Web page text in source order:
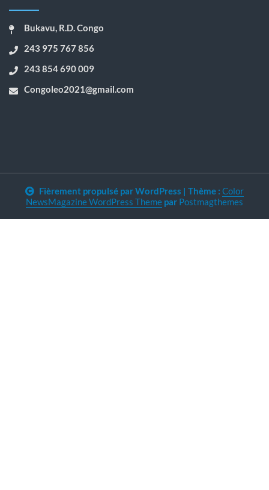
Bukavu, R.D. Congo
243 975 767 856
243 854 690 009
Congoleo2021@gmail.com
Fièrement propulsé par WordPress | Thème : Color
NewsMagazine WordPress Theme par Postmagthemes